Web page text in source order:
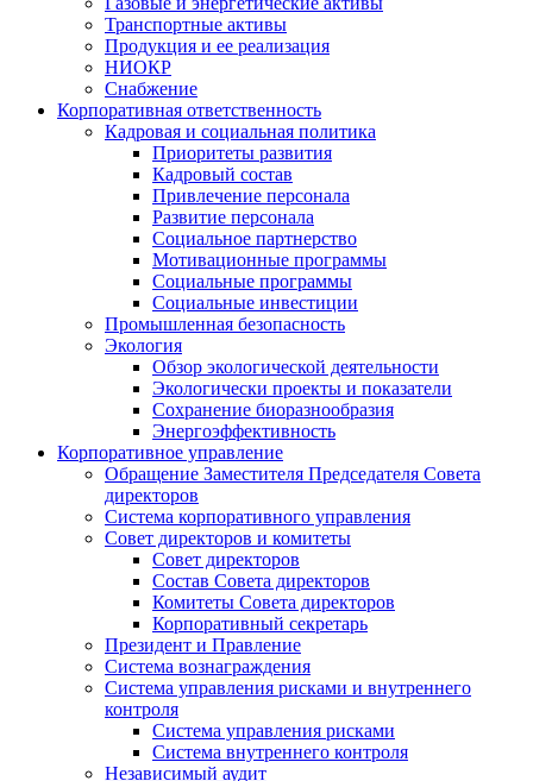
Транспортные активы
Продукция и ее реализация
НИОКР
Снабжение
Корпоративная ответственность
Кадровая и социальная политика
Приоритеты развития
Кадровый состав
Привлечение персонала
Развитие персонала
Социальное партнерство
Мотивационные программы
Социальные программы
Социальные инвестиции
Промышленная безопасность
Экология
Обзор экологической деятельности
Экологически проекты и показатели
Сохранение биоразнообразия
Энергоэффективность
Корпоративное управление
Обращение Заместителя Председателя Совета
директоров
Система корпоративного управления
Совет директоров и комитеты
Совет директоров
Состав Совета директоров
Комитеты Совета директоров
Корпоративный секретарь
Президент и Правление
Система вознаграждения
Система управления рисками и внутреннего
контроля
Система управления рисками
Система внутреннего контроля
Независимый аудит